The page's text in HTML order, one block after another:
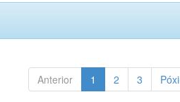
Anterior 1 2 3